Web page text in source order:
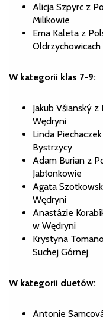
Alicja Szpyrc z
Milikowie
Ema Kaleta z
Oldrzychowicach
W kategorii klas 7-9:
Jakub Všianský
Wędryni
Linda
Bystrzycy
Adam Burian z
Jabłonkowie
Agata
Wędryni
Anastázie
w Wędryni
Krystyna
Suchej Górnej
W kategorii duetów:
Antonie